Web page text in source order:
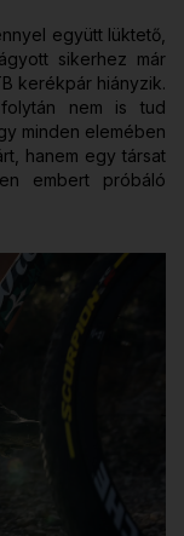
együtt lüktető,
sikerhez már
kerékpár hiányzik.
nem is tud
minden elemében
hanem egy társat
embert próbáló